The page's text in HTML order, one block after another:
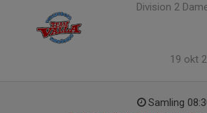
Division 2
19 okt
Samling